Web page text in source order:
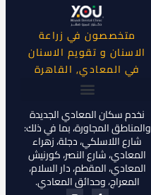
متخصصون في زراعة
الاسنان و تقويم الاسنان
في المعادي, القاهرة
نخدم سكان المعادي الجديدة
والمناطق المجاورة، بما في ذلك:
شارع اللاسلكي، دجلة، زهراء
المعادي، شارع النصر، كورنيش
المعادي، المقطم، دار السلام،
المعراج، وحدائق المعادي.